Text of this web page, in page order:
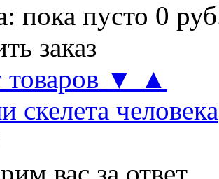
: пока пусто 0
заказ
товаров ▼
▲
скелета человека